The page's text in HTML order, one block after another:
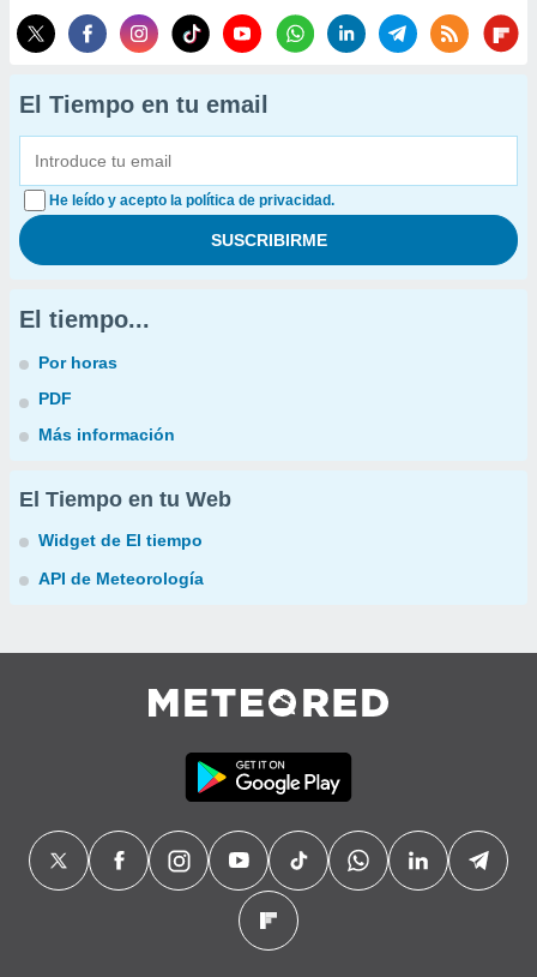
El Tiempo en tu email
He leído y acepto la política de privacidad.
El tiempo...
Por horas
PDF
Más información
El Tiempo en tu Web
Widget de El tiempo
API de Meteorología